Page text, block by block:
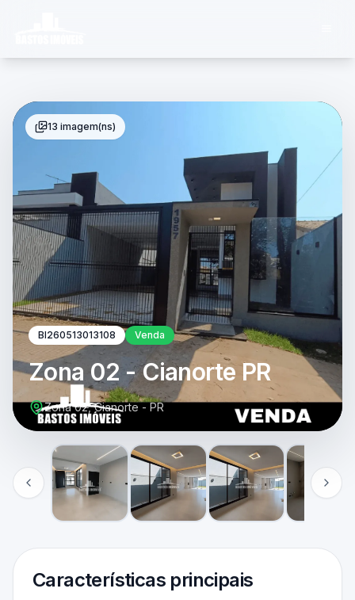
BI260513013108 Venda
Zona 02 - Cianorte PR
Zona 02, Cianorte - PR
13 imagem(ns)
Características principais